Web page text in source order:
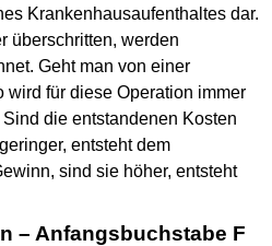
Krankenhausaufenthaltes dar.
überschritten, werden
Geht man von einer
wird für diese Operation immer
die entstandenen Kosten
entsteht dem
sind sie höher, entsteht
– Anfangsbuchstabe F